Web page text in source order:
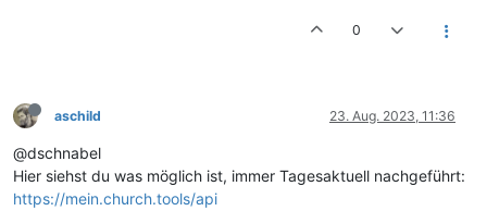
0
aschild 23. Aug. 2023, 11:36
@dschnabel
Hier siehst du was möglich ist, immer Tagesaktuell nachgeführt:
https://mein.church.tools/api